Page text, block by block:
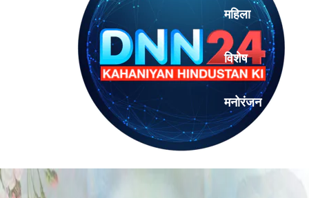
महिला
विशेष
मनोरंजन